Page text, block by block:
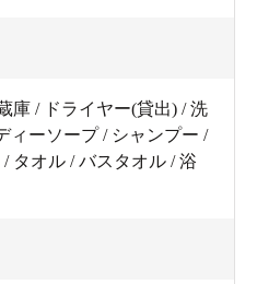
庫 / ドライヤー(貸出) / 洗
ィーソープ / シャンプー /
タオル / バスタオル / 浴